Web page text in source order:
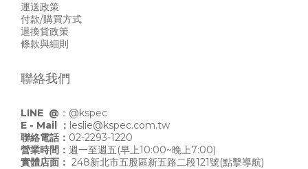
運送政策
付款/購買方式
退換貨政策
條款與細則
聯絡我們
LINE @ ： @kspec
E - Mail ： leslie@kspec.com.tw
聯絡電話： 02-2293-1220
營業時間： 週一至週五(早上10:00~晚上7:00)
實體店面： 248新北市五股區新五路二段121號(點擊導航)